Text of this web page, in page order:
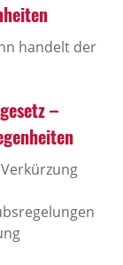
handelt der
–